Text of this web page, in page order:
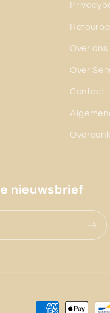
Over ons
Over
Contact
nieuwsbrief